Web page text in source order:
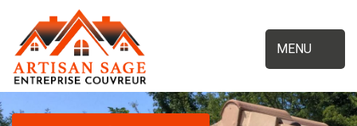
MENU